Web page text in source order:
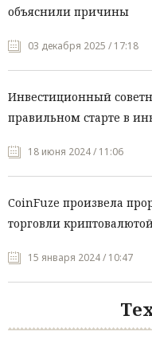
объяснили причины
03 декабря 2025 / 17:18
Инвестиционный
правильном старте в
18 июня 2024 / 11:06
CoinFuze произвела
торговли
15 января 2024 / 10:47